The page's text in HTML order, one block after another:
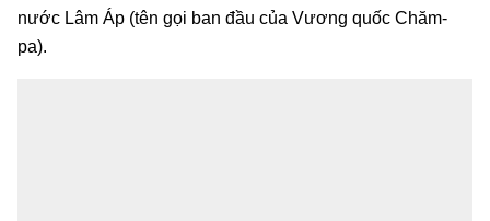
nước Lâm Áp (tên gọi ban đầu của Vương quốc Chăm-
pa).